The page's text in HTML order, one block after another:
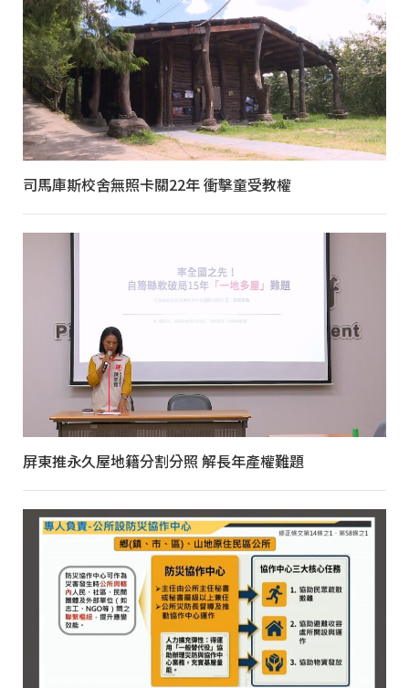
司馬庫斯校舍無照卡關22年 衝擊童受教權
屏東推永久屋地籍分割分照 解長年產權難題